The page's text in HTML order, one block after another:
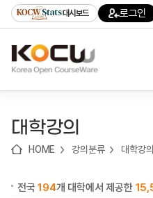
기
기
기
content)
가
대시보드 로그인
대학강의
HOME 강의분류 대학강의
전국194개 대학에서 제공한